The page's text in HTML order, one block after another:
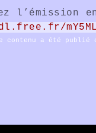
contenu a été publié